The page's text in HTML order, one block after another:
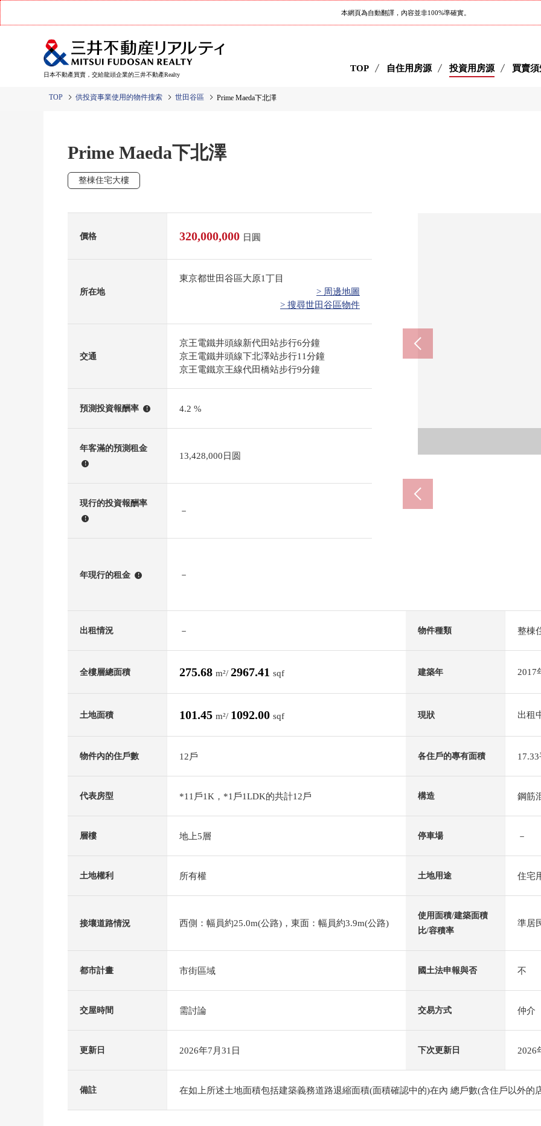
本網頁為自動翻譯，內容並非100%準確實。
日本不動產買賣，交給龍頭企業的三井不動產Realty
TOP 自住用房源 投資用房源 買賣須
TOP 供投資事業使用的物件搜索 世田谷區 Prime Maeda下北澤
Prime Maeda下北澤
整棟住宅大樓
價格 320,000,000 日圓
所在地
東京都世田谷區大原1丁目
> 周邊地圖
> 搜尋世田谷區物件
交通
京王電鐵井頭線新代田站步行6分鐘
京王電鐵井頭線下北澤站步行11分鐘
京王電鐵京王線代田橋站步行9分鐘
預測投資報酬率 ! 4.2 %
年客滿的預測租金
!
13,428,000日圆
現行的投資報酬率
!
－
年現行的租金 ! －
出租情況 － 物件種類 整棟
全樓層總面積 275.68 m²/ 2967.41 sqf 建築年 2017
土地面積 101.45 m²/ 1092.00 sqf 現狀 出租
物件內的住戶數 12戶 各住戶的專有面積
代表房型 *11戶1K，*1戶1LDK的共計12戶 構造 鋼筋
層樓 地上5層 停車場 －
土地權利 所有權 土地用途 住宅
接壤道路情況 西側：幅員約25.0m(公路)，東面：幅員約3.9m(公路)
使用面積/建築面積
比/容積率
準居
都市計畫 市街區域 國土法申報與否 不
交屋時間 需討論 交易方式 仲介
更新日 2026年7月31日 下次更新日 2026
備註 在如上所述土地面積包括建築義務道路退縮面積(面積確認中的)在內 總戶數(含住戶以外的